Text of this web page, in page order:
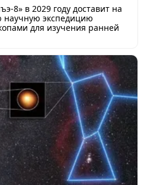
8» в 2029 году доставит на
научную экспедицию
для изучения ранней